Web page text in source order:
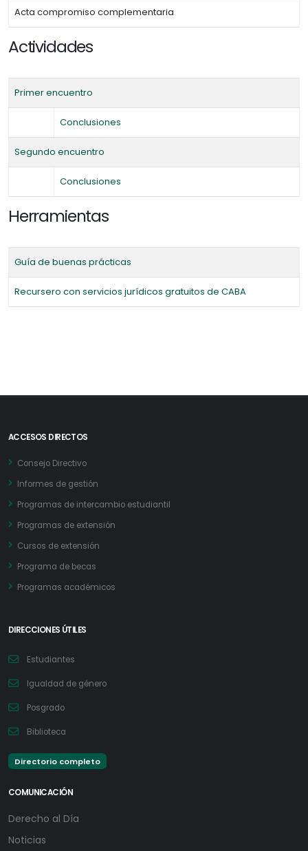
Acta compromiso complementaria
Actividades
Primer encuentro
Conclusiones
Segundo encuentro
Conclusiones
Herramientas
Guía de buenas prácticas
Recursero con servicios jurídicos gratuitos de CABA
ACCESOS DIRECTOS
Consejo Directivo
Informes de gestión
Programas de intercambio estudiantil
Programas de extensión
Cursos de extensión
Programa de becas
Programas académicos
DIRECCIONES ÚTILES
Estudiantes
Igualdad de género
Posgrado
Biblioteca
Directorio completo
COMUNICACIÓN
Derecho al Día
Noticias